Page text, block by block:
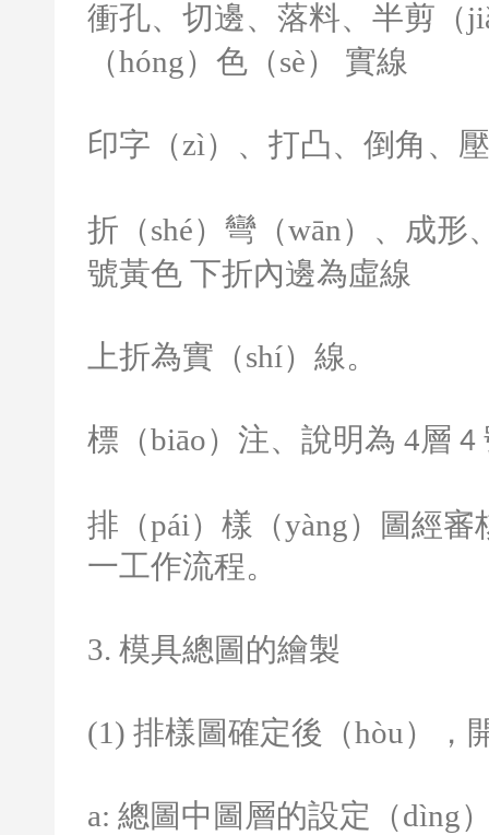
衝孔、切邊、落料、半剪（
（hóng）色（sè） 實線
印字（zì）、打凸、倒角、
折（shé）彎（wān）、成形
號黃色 下折內邊為虛線
上折為實（shí）線。
標（biāo）注、說明為 4層 4
排（pái）樣（yàng）圖經
一工作流程。
3. 模具總圖的繪製
(1) 排樣圖確定後（hòu），
a: 總圖中圖層的設定（dìng